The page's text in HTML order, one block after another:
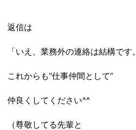
返信は
「いえ、業務外の連絡は結構です。
これからも”仕事仲間として”
仲良くしてください^^
（尊敬してる先輩と